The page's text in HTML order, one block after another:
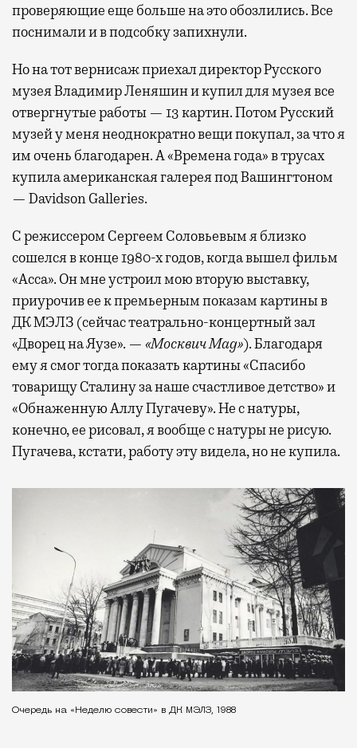
проверяющие еще больше на это обозлились. Все
поснимали и в подсобку запихнули.
Но на тот вернисаж приехал директор Русского
музея Владимир Леняшин и купил для музея все
отвергнутые работы — 13 картин. Потом Русский
музей у меня неоднократно вещи покупал, за что я
им очень благодарен. А «Времена года» в трусах
купила американская галерея под Вашингтоном
— Davidson Galleries.
С режиссером Сергеем Соловьевым я близко
сошелся в конце 1980-х годов, когда вышел фильм
«Асса». Он мне устроил мою вторую выставку,
приурочив ее к премьерным показам картины в
ДК МЭЛЗ (сейчас театрально-концертный зал
«Дворец на Яузе». — «МосквичMag»). Благодаря
ему я смог тогда показать картины «Спасибо
товарищу Сталину за наше счастливое детство» и
«Обнаженную Аллу Пугачеву». Не с натуры,
конечно, ее рисовал, я вообще с натуры не рисую.
Пугачева, кстати, работу эту видела, но не купила.
Очередь на «Неделю совести» в ДК МЭЛЗ, 1988